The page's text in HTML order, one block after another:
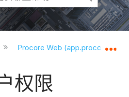
局层次
Procore Web
权限